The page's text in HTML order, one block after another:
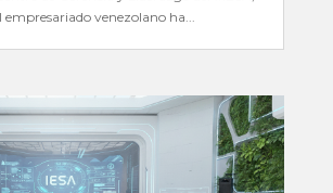
empresariado venezolano ha...